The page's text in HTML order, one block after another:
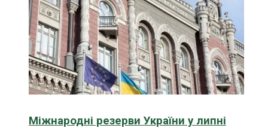
Міжнародні резерви України у липні